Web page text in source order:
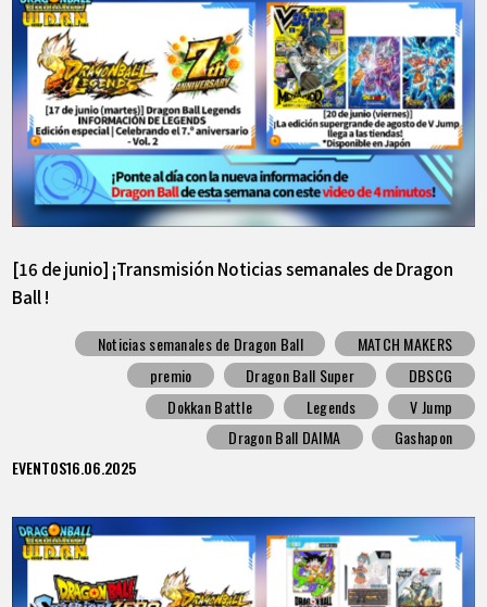
[16 de junio] ¡Transmisión Noticias semanales de Dragon
Ball !
Noticias semanales de Dragon Ball
MATCH MAKERS
premio
Dragon Ball Super
DBSCG
Dokkan Battle
Legends
V Jump
Dragon Ball DAIMA
Gashapon
EVENTOS16.06.2025